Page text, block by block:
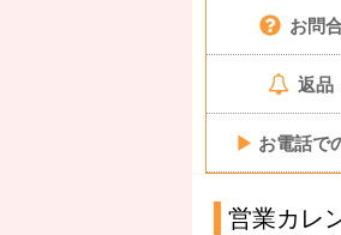
お問
返品
▶ お電話で
営業カレ